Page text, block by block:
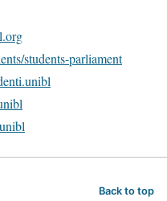
students-parliament
Back to top